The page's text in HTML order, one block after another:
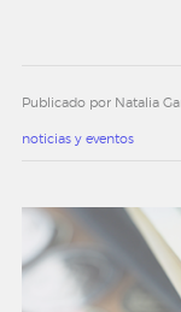
Publicado por Natalia
noticias y eventos